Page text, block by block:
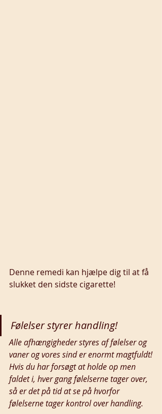
Denne remedi kan hjælpe dig til at få
slukket den sidste cigarette!
Følelser styrer handling!
Alle afhængigheder styres af følelser og
vaner og vores sind er enormt magtfuldt!
Hvis du har forsøgt at holde op men
faldet i, hver gang følelserne tager over,
så er det på tid at se på hvorfor
følelserne tager kontrol over handling.